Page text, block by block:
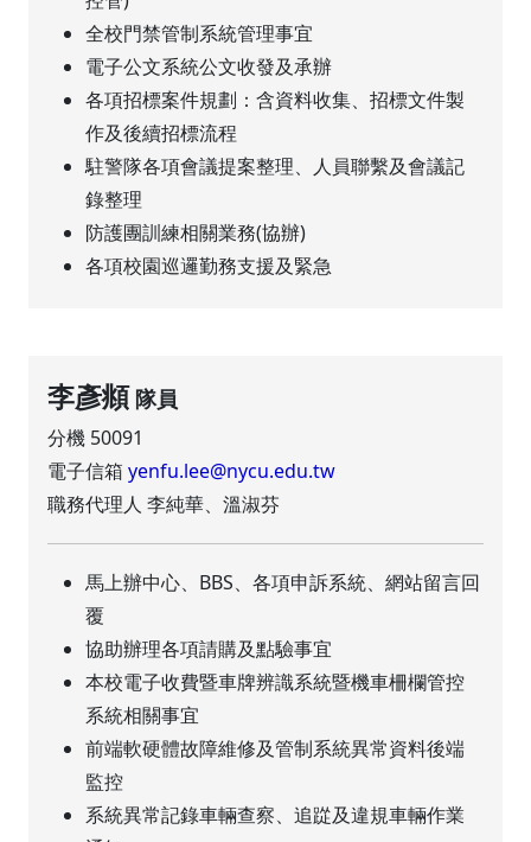
全校門禁管制系統管理事宜
電子公文系統公文收發及承辦
各項招標案件規劃：含資料收集、招標文件製
作及後續招標流程
駐警隊各項會議提案整理、人員聯繫及會議記
錄整理
防護團訓練相關業務(協辦)
各項校園巡邏勤務支援及緊急
李彥頫 隊員
分機 50091
電子信箱yenfu.lee@nycu.edu.tw
職務代理人 李純華、溫淑芬
馬上辦中心、BBS、各項申訴系統、網站留言回
覆
協助辦理各項請購及點驗事宜
本校電子收費暨車牌辨識系統暨機車柵欄管控
系統相關事宜
前端軟硬體故障維修及管制系統異常資料後端
監控
系統異常記錄車輛查察、追踨及違規車輛作業